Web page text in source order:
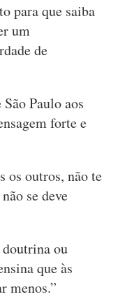
para que saiba
um
de
Paulo aos
forte e
os outros, não te
se deve
ou
que às
menos.”